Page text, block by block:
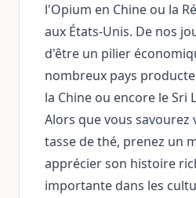
l'Opium en Chine ou la
aux États-Unis. De nos
d'être un pilier
nombreux pays
la Chine ou encore le Sri
Alors que vous
tasse de thé, prenez un
apprécier son histoire
importante dans les